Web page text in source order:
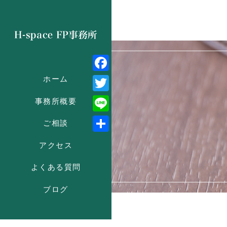
ホーム
事務所概要
ご相談
アクセス
よくある質問
ブログ
Facebook
Twitter
Line